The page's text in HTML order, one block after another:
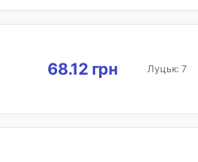
68.12 грн Луцьк: 7